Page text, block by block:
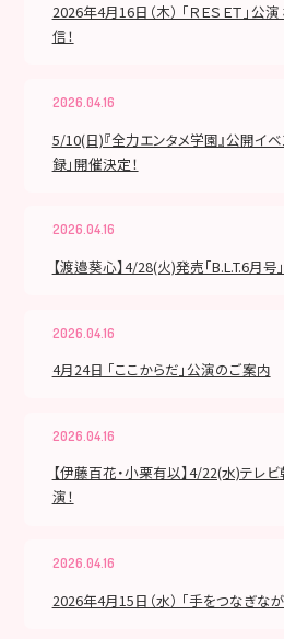
2026年4月16日（木） 「ＲＥＳＥＴ」
信！
2026.04.16
5/10(日)『全力エンタメ学園』公開イベ
録」開催決定！
2026.04.16
【渡邉葵心】4/28(火)発売「B.L.T.6月号
2026.04.16
4月24日 「ここからだ」公演のご案内
2026.04.16
【伊藤百花・小栗有以】4/22(水)テレ
演！
2026.04.16
2026年4月15日（水） 「手をつなぎな